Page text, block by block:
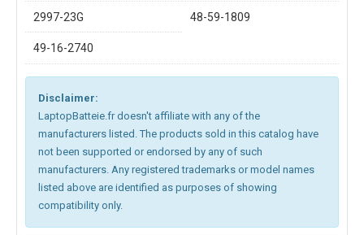
2997-23G 48-59-1809
49-16-2740
Disclaimer:
LaptopBatteie.fr doesn't affiliate with any of the
manufacturers listed. The products sold in this catalog have
not been supported or endorsed by any of such
manufacturers. Any registered trademarks or model names
listed above are identified as purposes of showing
compatibility only.